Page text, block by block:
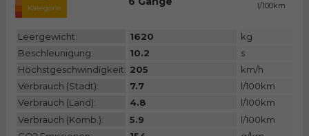
Kategorie l/100km
Leergewicht: 1620
kg
Beschleunigung:
10.2
s
Höchstgeschwindigkeit: 205
km/h
Verbrauch (Stadt):
7.7
l/100km
Verbrauch (Land):
4.8
l/100km
Verbrauch (Komb.):
5.9
l/100km